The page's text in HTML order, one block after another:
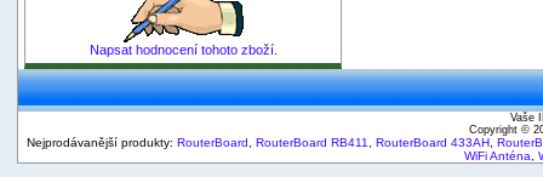
Napsat hodnocení tohoto zboží.
Vaše
Copyright ©
Nejprodávanější produkty: RouterBoard RouterBoard RB411 RouterBoard 433AH
WiFi Anténa